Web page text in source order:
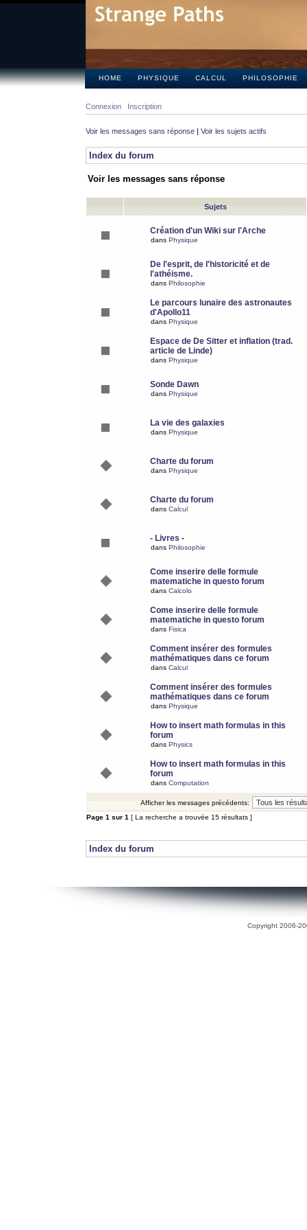
HOME PHYSIQUE CALCUL PHILOSOPHIE
Connexion Inscription
Voir les messages sans réponse | Voir les sujets actifs
Index du forum
Voir les messages sans réponse
Sujets
Création d'un Wiki sur l'Arche
dans Physique
De l'esprit, de l'historicité et de
l'athéisme.
dans Philosophie
Le parcours lunaire des astronautes
d'Apollo11
dans Physique
Espace de De Sitter et inflation (trad.
article de Linde)
dans Physique
Sonde Dawn
dans Physique
La vie des galaxies
dans Physique
Charte du forum
dans Physique
Charte du forum
dans Calcul
- Livres -
dans Philosophie
Come inserire delle formule
matematiche in questo forum
dans Calcolo
Come inserire delle formule
matematiche in questo forum
dans Fisica
Comment insérer des formules
mathématiques dans ce forum
dans Calcul
Comment insérer des formules
mathématiques dans ce forum
dans Physique
How to insert math formulas in this
forum
dans Physics
How to insert math formulas in this
forum
dans Computation
Afficher les messages précédents:
Page 1 sur 1 [ La recherche a trouvée 15 résultats ]
Index du forum
Copyright 2006-